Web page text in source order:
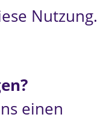
Nutzung.
einen